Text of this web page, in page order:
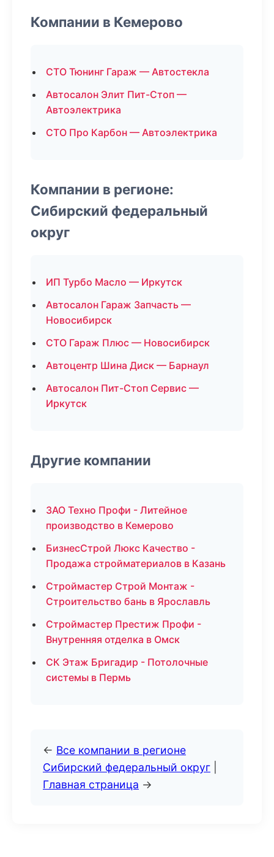
Компании в Кемерово
СТО Тюнинг Гараж — Автостекла
Автосалон Элит Пит-Стоп —
Автоэлектрика
СТО Про Карбон — Автоэлектрика
Компании в регионе:
Сибирский федеральный
округ
ИП Турбо Масло — Иркутск
Автосалон Гараж Запчасть —
Новосибирск
СТО Гараж Плюс — Новосибирск
Автоцентр Шина Диск — Барнаул
Автосалон Пит-Стоп Сервис —
Иркутск
Другие компании
ЗАО Техно Профи - Литейное
производство в Кемерово
БизнесСтрой Люкс Качество -
Продажа стройматериалов в Казань
Строймастер Строй Монтаж -
Строительство бань в Ярославль
Строймастер Престиж Профи -
Внутренняя отделка в Омск
СК Этаж Бригадир - Потолочные
системы в Пермь
← Все компании в регионе
Сибирский федеральный округ
Главная страница →